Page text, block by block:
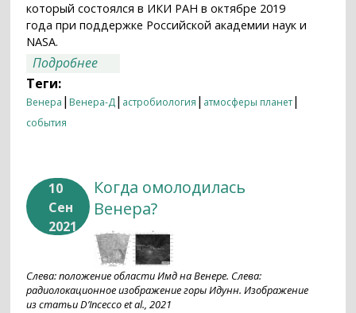
который состоялся в ИКИ РАН в октябре 2019
года при поддержке Российской академии наук и
NASA.
Подробнее
Теги:
Венера | Венера-Д| астробиология | атмосферы планет|
события
10
Сен
2021
Когда омолодилась
Венера?
Слева: положение области Имд на Венере. Слева:
радиолокационное изображение горы Идунн. Изображение
из статьи D’Incecco et al., 2021